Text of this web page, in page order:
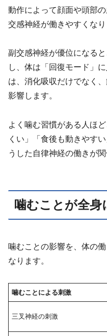
動作によって顔面や頭部
交感神経が働きやすくなり
副交感神経が優位になる
し、体は「回復モード」
は、消化吸収だけでなく
影響します。
よく噛む習慣がある人ほ
くい」「食後も動きやす
うした自律神経の働きが
噛むことが全身
噛むことの影響を、体の
なります。
噛むことによる刺激
三叉神経の刺激